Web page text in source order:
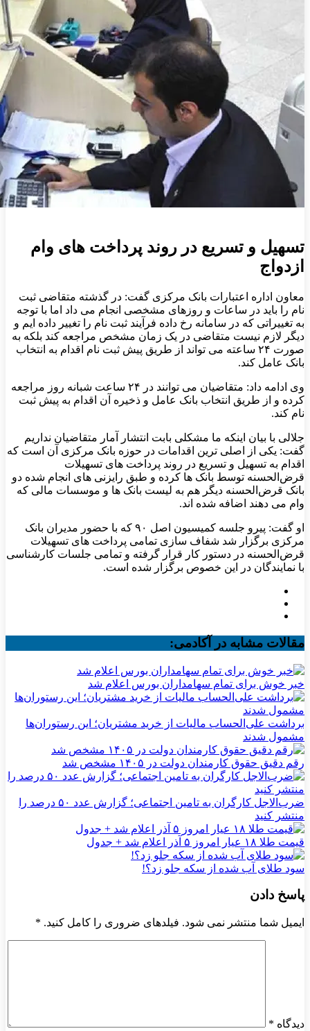
تسهیل و تسریع در روند پرداخت های وام
ازدواج
معاون اداره اعتبارات بانک مرکزی گفت: در گذشته متقاضی ثبت
نام را باید در ساعات و روزهای مشخصی انجام می داد اما با توجه
به تغییراتی که در سامانه رخ داده فرآیند ثبت نام را تغییر داده ایم و
دیگر لازم نیست متقاضی در یک زمان مشخص مراجعه کند بلکه به
صورت ۲۴ ساعته می تواند از طریق پیش ثبت نام اقدام به انتخاب
بانک عامل کند.
وی ادامه داد: متقاضیان می توانند در ۲۴ ساعت شبانه روز مراجعه
کرده و از طریق انتخاب بانک عامل و ذخیره آن اقدام به پیش ثبت
نام کند.
جلالی با بیان اینکه ما مشکلی بابت انتشار آمار متقاضیان نداریم
گفت: یکی از اصلی ترین اقدامات در حوزه بانک مرکزی آن است که
اقدام به تسهیل و تسریع در روند پرداخت های تسهیلات
قرض‌الحسنه توسط بانک ها کرده و طبق رایزنی های انجام شده دو
بانک قرض‌الحسنه دیگر هم به لیست بانک ها و موسسات مالی که
وام می دهند اضافه شده اند.
او گفت: پیرو جلسه کمیسیون اصل ۹۰ که با حضور مدیران بانک
مرکزی برگزار شد شفاف سازی تمامی پرداخت های تسهیلات
قرض‌الحسنه در دستور کار قرار گرفته و تمامی جلسات کارشناسی
با نمایندگان در این خصوص برگزار شده است.
مقالات مشابه در آکادمی:
خبر خوش برای تمام سهامداران بورس اعلام شد
برداشت علی‌الحساب مالیات از خرید مشتریان؛ این رستوران‌ها
مشمول شدند
رقم دقیق حقوق کارمندان دولت در ۱۴۰۵ مشخص شد
ضرب‌الاجل کارگران به تامین اجتماعی؛ گزارش عدد ۵۰ درصد را
منتشر کنید
قیمت طلا ۱۸ عیار امروز ۵ آذر اعلام شد + جدول
سود طلای آب شده از سکه جلو زد؟!
پاسخ دادن
ایمیل شما منتشر نمی شود. فیلدهای ضروری را کامل کنید. *
دیدگاه *